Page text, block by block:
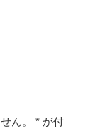
ん。 * が付